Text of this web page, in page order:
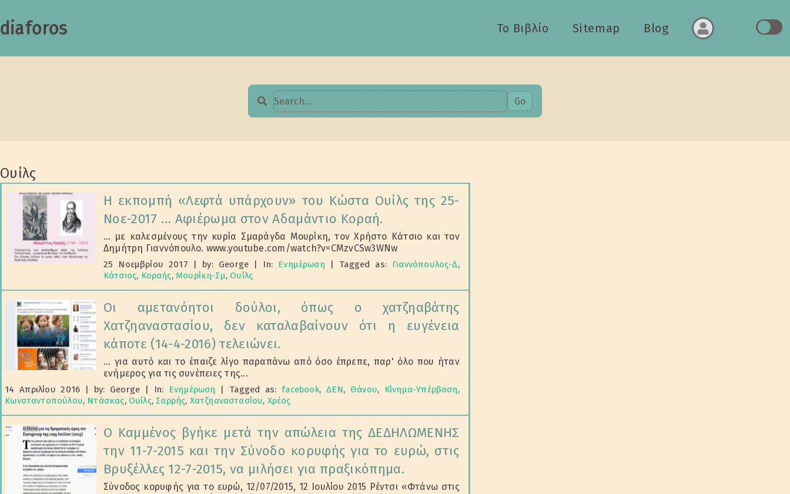
diaforos Το Βιβλίο Sitemap Blog
Search
Go
Ουίλς
Η εκπομπή «Λεφτά υπάρχουν» του Κώστα Ουίλς της 25-
Νοε-2017 … Αφιέρωμα στον Αδαμάντιο Κοραή.
… με καλεσμένους την κυρία Σμαράγδα Μουρίκη, τον Χρήστο Κάτσιο και τον
Δημήτρη Γιαννόπουλο. www.youtube.com/watch?v=CMzvCSw3WNw
25 Νοεμβρίου 2017 | by: George | In: Ενημέρωση | Tagged as: Γιαννόπουλος-Δ,
Κάτσιος, Κοραής, Μουρίκη-Σμ, Ουίλς
Οι αμετανόητοι δούλοι, όπως ο χατζηαβάτης
Χατζηαναστασίου, δεν καταλαβαίνουν ότι η ευγένεια
κάποτε (14-4-2016) τελειώνει.
... για αυτό και το έπαιζε λίγο παραπάνω από όσο έπρεπε, παρ' όλο που ήταν
ενήμερος για τις συνέπειες της...
14 Απριλίου 2016 | by: George | In: Ενημέρωση | Tagged as:facebook, ΔΕΝ, Θάνου, Κίνημα-Υπέρβαση,
Κωνσταντοπούλου, Ντάσκας, Ουίλς, Σαρρής, Χατζηαναστασίου, Χρέος
Ο Καμμένος βγήκε μετά την απώλεια της ΔΕΔΗΛΩΜΕΝΗΣ
την 11-7-2015 και την Σύνοδο κορυφής για το ευρώ, στις
Βρυξέλλες 12-7-2015, να μιλήσει για πραξικόπημα.
Σύνοδος κορυφής για το ευρώ, 12/07/2015, 12 Ιουλίου 2015 Ρέντσι «Φτάνω στις